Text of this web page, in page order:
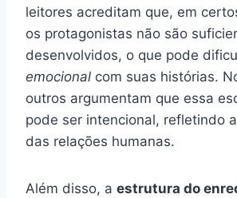
leitores acreditam que, em
os protagonistas não são
desenvolvidos, o que pode
emocional com suas histórias.
outros argumentam que essa
pode ser intencional, refletindo
das relações humanas.
Além disso, a estrutura do